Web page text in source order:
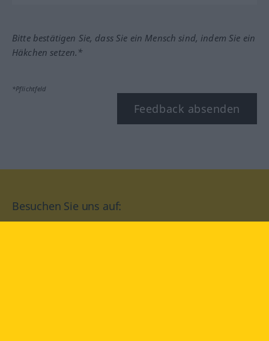
Bitte bestätigen Sie, dass Sie ein Mensch sind, indem Sie ein
Häkchen setzen.*
*Pflichtfeld
Feedback absenden
Besuchen Sie uns auf: